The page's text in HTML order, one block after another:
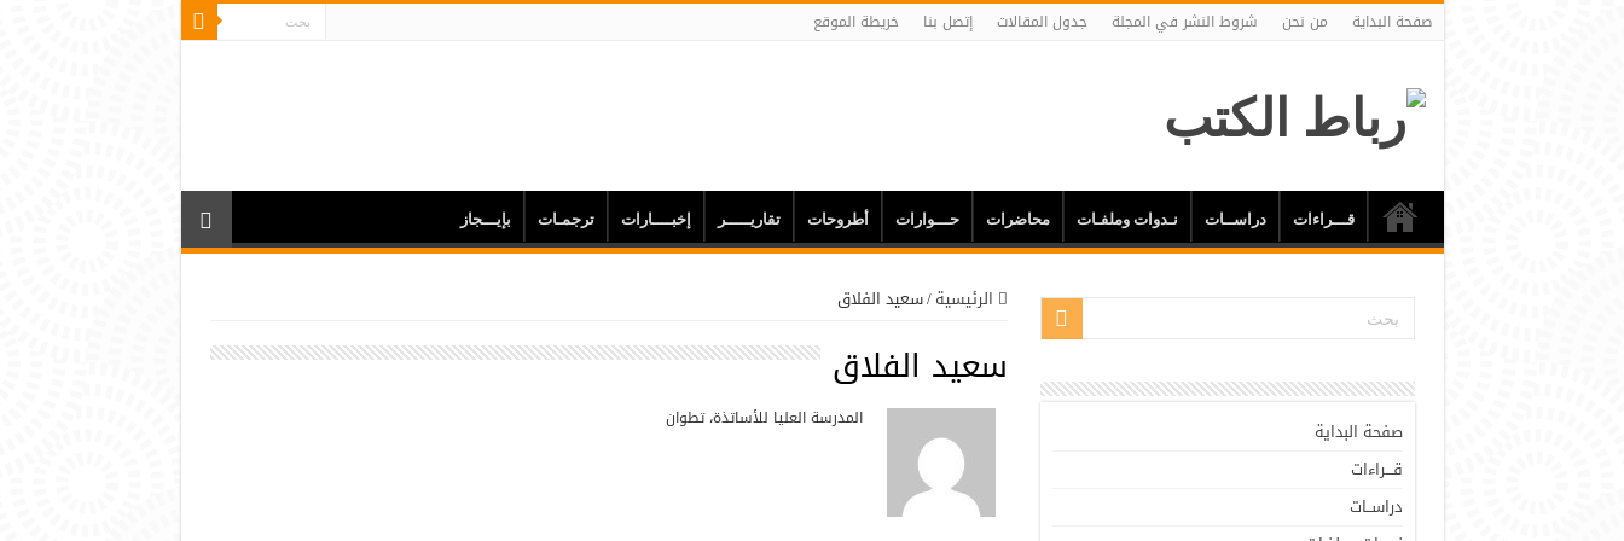
صفحة البداية من نحن شروط النشر في المجلة جدول المقالات إتصل بنا خريطة الموقع
قـــراءات دراســات نـدوات وملفـات محاضرات حـــوارات أطروحات تقاريـــــر إخبــــارات ترجمـات بإيـــجاز
الرئيسية/سعيد الفلاق
سعيد الفلاق
المدرسة العليا للأساتذة، تطوان
صفحة البداية
قـــراءات
دراســات